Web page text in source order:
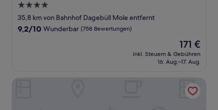
4.0-
Sterne-
Unterkunft
35,8 km von Bahnhof Dagebüll Mole entfernt
9.2
9,2/10 Wunderbar (758 Bewertungen)
Der
Preis
beträgt
171 €
inkl. Steuern & Gebühren
16. Aug.–17. Aug.